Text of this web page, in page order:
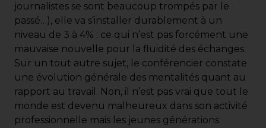
journalistes se sont beaucoup trompés par le
passé…), elle va s’installer durablement à un
niveau de 3 à 4% : ce qui n’est pas forcément une
mauvaise nouvelle pour la fluidité des échanges.
Sur un tout autre sujet, le conférencier constate
une évolution générale des mentalités quant au
rapport au travail. Non, il n’est pas vrai que tout le
monde est devenu malheureux dans son activité
professionnelle mais les jeunes générations